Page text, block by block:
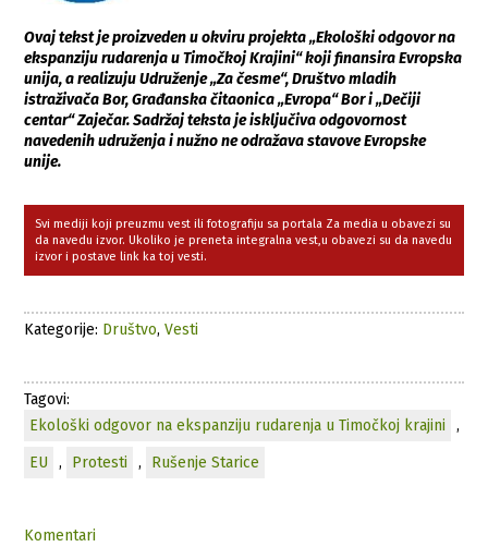
Ovaj tekst je proizveden u okviru projekta „Ekološki odgovor na
ekspanziju rudarenja u Timočkoj Krajini“ koji finansira Evropska
unija, a realizuju Udruženje „Za česme“, Društvo mladih
istraživača Bor, Građanska čitaonica „Evropa“ Bor i „Dečiji
centar“ Zaječar. Sadržaj teksta je isključiva odgovornost
navedenih udruženja i nužno ne odražava stavove Evropske
unije.
Svi mediji koji preuzmu vest ili fotografiju sa portala Za media u obavezi su
da navedu izvor. Ukoliko je preneta integralna vest,u obavezi su da navedu
izvor i postave link ka toj vesti.
Kategorije: Društvo,Vesti
Tagovi:
Ekološki odgovor na ekspanziju rudarenja u Timočkoj krajini
,
EU
, Protesti , Rušenje Starice
Komentari